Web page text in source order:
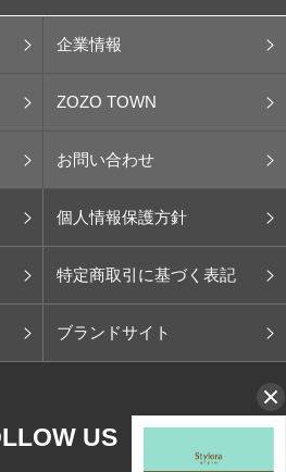
企業情報
ZOZO TOWN
お問い合わせ
個人情報保護方針
特定商取引に基づく表記
ブランドサイト
US